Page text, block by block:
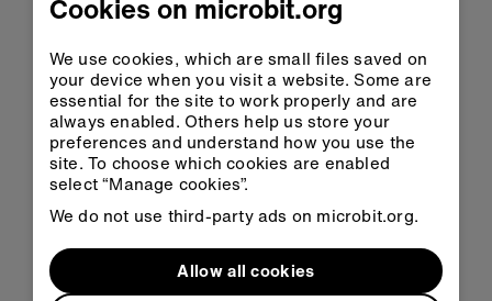
在课堂中
打开
在
MakeCode
中打开
下载 HEX
Cookies on microbit.org
We use cookies, which are small files saved on
your device when you visit a website. Some are
essential for the site to work properly and are
always enabled. Others help us store your
preferences and understand how you use the
site. To choose which cookies are enabled
select “Manage cookies”.
We do not use third-party ads on microbit.org.
Allow all cookies